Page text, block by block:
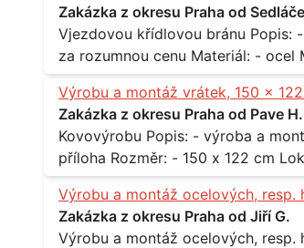
Zakázka z okresu Praha od
Vjezdovou křídlovou bránu Popis: - s montáží - možná i s motory, záleží na ceně - potřebuji to
Výrobu a montáž vrátek, 150 x
Zakázka z okresu Praha od Pave H.
Kovovýrobu Popis: - výroba a montáž vrátek - včetně montáže - materiál kov / dřevo - viz
Výrobu a montáž ocelových, resp.
Zakázka z okresu Praha od Jiří G.
Výrobu a montáž ocelových, resp. hliníkových vstupů Popis: